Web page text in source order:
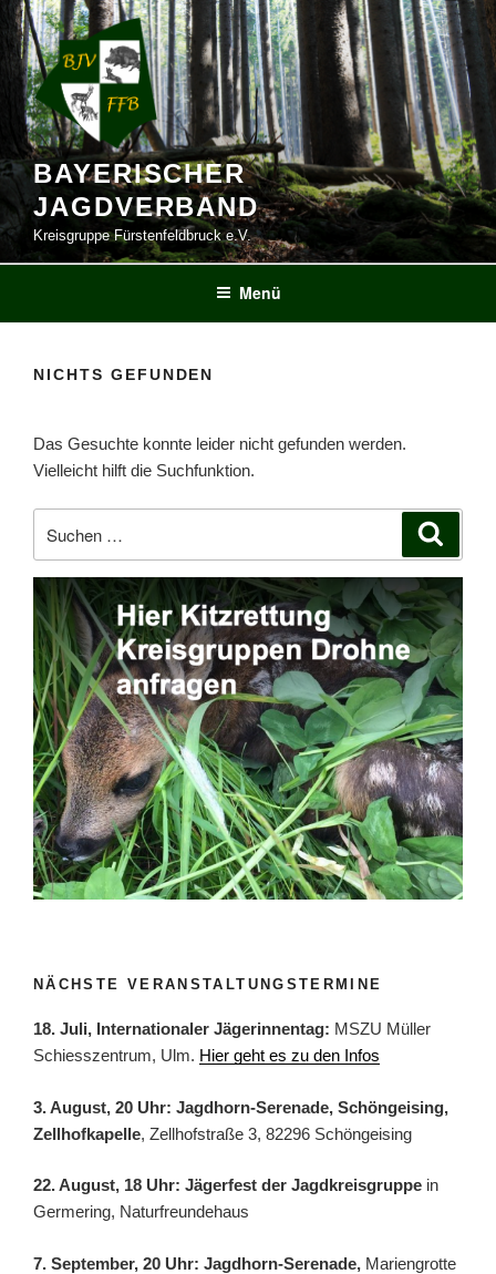
Zum
Inhalt
springen
BAYERISCHER
JAGDVERBAND
Kreisgruppe Fürstenfeldbruck e.V.
Menü
NICHTS GEFUNDEN
Das Gesuchte konnte leider nicht gefunden werden.
Vielleicht hilft die Suchfunktion.
nach:
NÄCHSTE VERANSTALTUNGSTERMINE
18. Juli, Internationaler Jägerinnentag: MSZU Müller
Schiesszentrum, Ulm. Hier geht es zu den Infos
3. August, 20 Uhr: Jagdhorn-Serenade, Schöngeising,
Zellhofkapelle, Zellhofstraße 3, 82296 Schöngeising
22. August, 18 Uhr: Jägerfest der Jagdkreisgruppe in
Germering, Naturfreundehaus
7. September, 20 Uhr: Jagdhorn-Serenade, Mariengrotte